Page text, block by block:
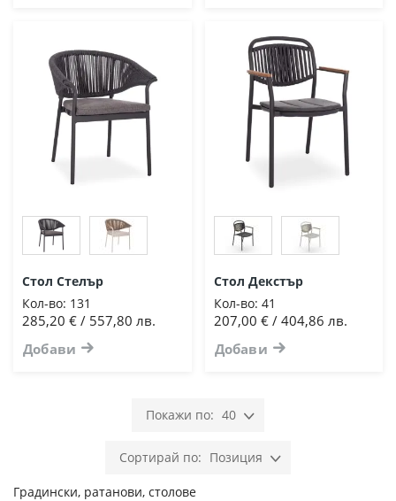
Стол Стелър
Кол-во: 131
285,20 € / 557,80 лв.
Добави
Стол Декстър
Кол-во: 41
207,00 € / 404,86 лв.
Добави
40
Позиция
Градински, ратанови, столове